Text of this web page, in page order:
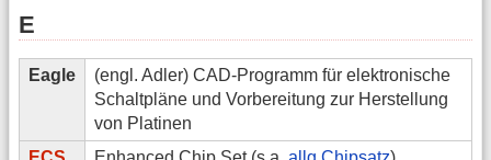
E
Eagle
(engl. Adler) CAD-Programm für elektronische
Schaltpläne und Vorbereitung zur Herstellung
von Platinen